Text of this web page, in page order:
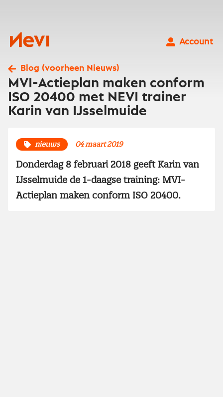
Nevi
Account
Blog (voorheen Nieuws)
MVI-Actieplan maken conform
ISO 20400 met NEVI trainer
Karin van IJsselmuide
nieuws 04 maart 2019
Donderdag 8 februari 2018 geeft Karin van
IJsselmuide de 1-daagse training: MVI-
Actieplan maken conform ISO 20400.